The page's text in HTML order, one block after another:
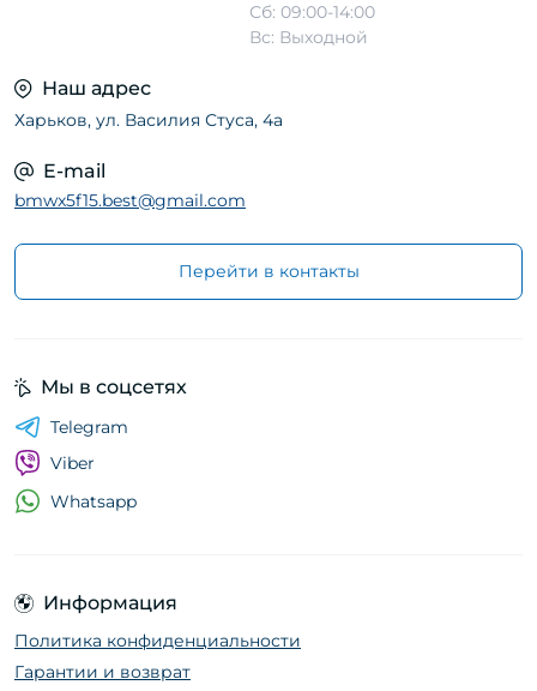
Сб: 09:00-14:00
Вс: Выходной
Наш адрес
Харьков, ул. Василия Стуса, 4а
E-mail
bmwx5f15.best@gmail.com
Перейти в контакты
Информация
Политика конфиденциальности
Гарантии и возврат
Мы в соцсетях
Telegram
Viber
Whatsapp